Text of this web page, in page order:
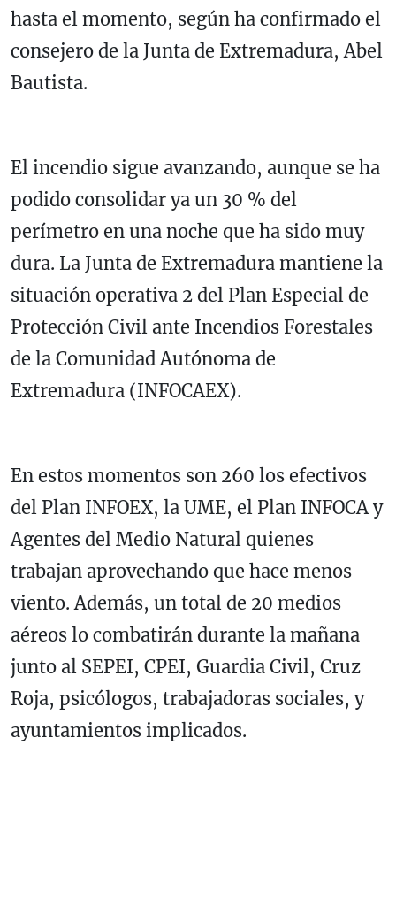
hasta el momento, según ha confirmado el
consejero de la Junta de Extremadura, Abel
Bautista.
El incendio sigue avanzando, aunque se ha
podido consolidar ya un 30 % del
perímetro en una noche que ha sido muy
dura. La Junta de Extremadura mantiene la
situación operativa 2 del Plan Especial de
Protección Civil ante Incendios Forestales
de la Comunidad Autónoma de
Extremadura (INFOCAEX).
En estos momentos son 260 los efectivos
del Plan INFOEX, la UME, el Plan INFOCA y
Agentes del Medio Natural quienes
trabajan aprovechando que hace menos
viento. Además, un total de 20 medios
aéreos lo combatirán durante la mañana
junto al SEPEI, CPEI, Guardia Civil, Cruz
Roja, psicólogos, trabajadoras sociales, y
ayuntamientos implicados.